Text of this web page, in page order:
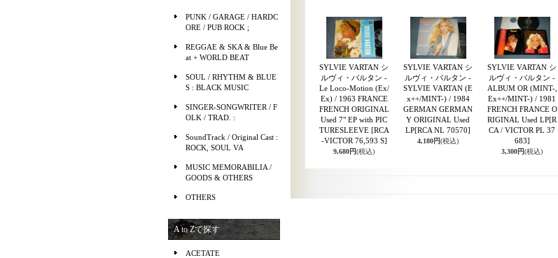
PUNK / GARAGE / HARDC
ORE / PUB ROCK ;
REGGAE & SKA & Blue Be
at + WORLD BEAT
SOUL / RHYTHM & BLUE
S : BLACK MUSIC
SINGER-SONGWRITER / F
OLK / TRAD. :
SoundTrack / Original Cast :
ROCK, SOUL VA
MUSIC MEMORABILIA /
GOODS & OTHERS
OTHERS
A to Zで探す
ACETATE
SYLVIE VARTAN シ
ルヴィ・バルタン -
Le Loco-Motion (Ex/
Ex) / 1963 FRANCE
FRENCH ORIGINAL
Used 7" EP with PIC
TURESLEEVE [RCA
-VICTOR 76,593 S]
9,680円(税込)
SYLVIE VARTAN シ
ルヴィ・バルタン -
SYLVIE VARTAN (E
x++/MINT-) / 1984
GERMAN GERMAN
Y ORIGINAL Used
LP[RCA NL 70570]
4,180円(税込)
SYLVIE VARTAN シ
ルヴィ・バルタン -
ALBUM OR (MINT-,
Ex++/MINT-) / 1981
FRENCH FRANCE O
RIGINAL Used LP[R
CA / VICTOR PL 37
683]
3,300円(税込)